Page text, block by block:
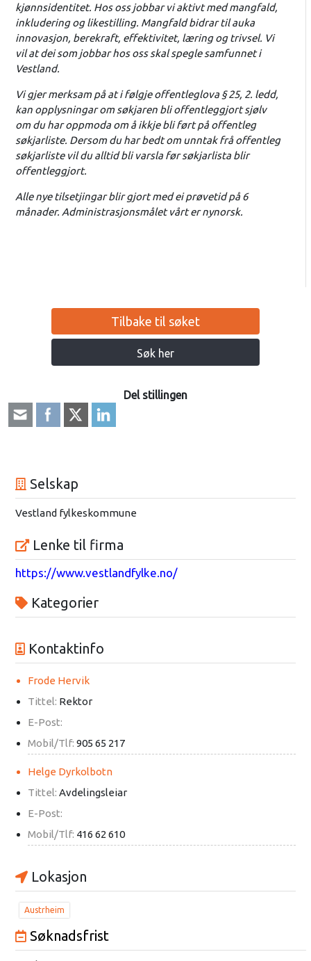
kjønnsidentitet. Hos oss jobbar vi aktivt med mangfald,
inkludering og likestilling. Mangfald bidrar til auka
innovasjon, berekraft, effektivitet, læring og trivsel. Vi
vil at dei som jobbar hos oss skal spegle samfunnet i
Vestland.
Vi gjer merksam på at i følgje offentleglova § 25, 2. ledd,
kan opplysningar om søkjaren bli offentleggjort sjølv
om du har oppmoda om å ikkje bli ført på offentleg
søkjarliste. Dersom du har bedt om unntak frå offentleg
søkjarliste vil du alltid bli varsla før søkjarlista blir
offentleggjort.
Alle nye tilsetjingar blir gjort med ei prøvetid på 6
månader. Administrasjonsmålet vårt er nynorsk.
Tilbake til søket
Søk her
Del stillingen
Selskap
Vestland fylkeskommune
Lenke til firma
https://www.vestlandfylke.no/
Kategorier
Kontaktinfo
Frode Hervik
Tittel: Rektor
E-Post:
Mobil/Tlf: 905 65 217
Helge Dyrkolbotn
Tittel: Avdelingsleiar
E-Post:
Mobil/Tlf: 416 62 610
Lokasjon
Austrheim
Søknadsfrist